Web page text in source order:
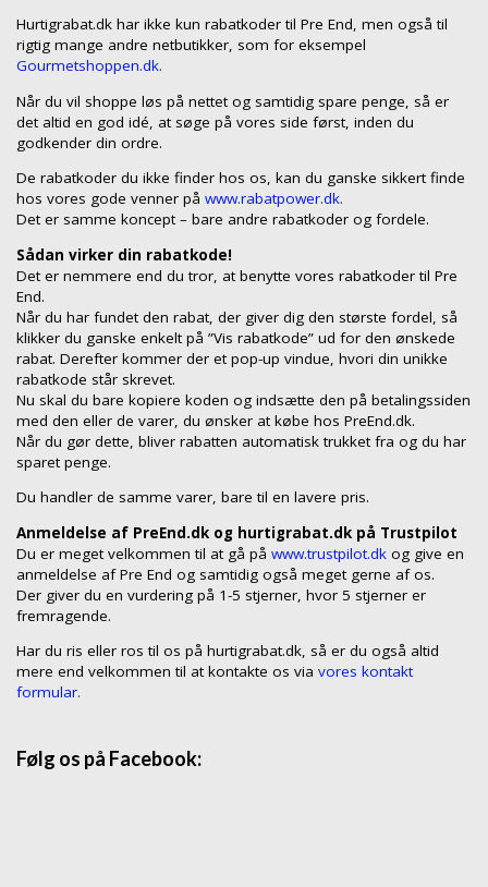
Hurtigrabat.dk har ikke kun rabatkoder til Pre End, men også til
rigtig mange andre netbutikker, som for eksempel
Gourmetshoppen.dk.
Når du vil shoppe løs på nettet og samtidig spare penge, så er
det altid en god idé, at søge på vores side først, inden du
godkender din ordre.
De rabatkoder du ikke finder hos os, kan du ganske sikkert finde
hos vores gode venner på www.rabatpower.dk.
Det er samme koncept – bare andre rabatkoder og fordele.
Sådan virker din rabatkode!
Det er nemmere end du tror, at benytte vores rabatkoder til Pre
End.
Når du har fundet den rabat, der giver dig den største fordel, så
klikker du ganske enkelt på ”Vis rabatkode” ud for den ønskede
rabat. Derefter kommer der et pop-up vindue, hvori din unikke
rabatkode står skrevet.
Nu skal du bare kopiere koden og indsætte den på betalingssiden
med den eller de varer, du ønsker at købe hos PreEnd.dk.
Når du gør dette, bliver rabatten automatisk trukket fra og du har
sparet penge.
Du handler de samme varer, bare til en lavere pris.
Anmeldelse af PreEnd.dk og hurtigrabat.dk på Trustpilot
Du er meget velkommen til at gå på www.trustpilot.dk og give en
anmeldelse af Pre End og samtidig også meget gerne af os.
Der giver du en vurdering på 1-5 stjerner, hvor 5 stjerner er
fremragende.
Har du ris eller ros til os på hurtigrabat.dk, så er du også altid
mere end velkommen til at kontakte os via vores kontakt
formular.
Følg os på Facebook: